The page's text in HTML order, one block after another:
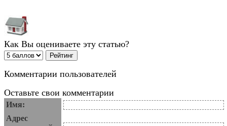
Как Вы оцениваете эту статью?
Комментарии пользователей
Оставьте свои комментарии
Имя:
Адрес